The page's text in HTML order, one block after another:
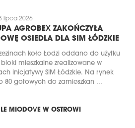
lipca 2026
AGROBEX ZAKOŃCZYŁA
OSIEDLA DLA SIM ŁÓDZKIE
koło Łodzi oddano do użytku
mieszkalne zrealizowane w
inicjatywy SIM Łódzkie. Na rynek
80 gotowych do zamieszkan ...
MIODOVE W OSTROWI